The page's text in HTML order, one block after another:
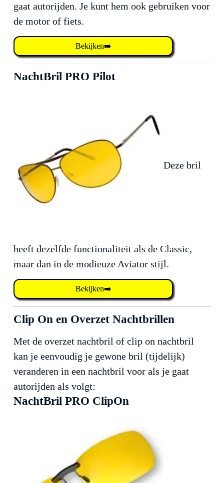
gaat autorijden. Je kunt hem ook gebruiken voor
de motor of fiets.
Bekijken➡️
NachtBril PRO Pilot
Deze bril
heeft dezelfde functionaliteit als de Classic,
maar dan in de modieuze Aviator stijl.
Bekijken➡️
Clip On en Overzet Nachtbrillen
Met de overzet nachtbril of clip on nachtbril
kan je eenvoudig je gewone bril (tijdelijk)
veranderen in een nachtbril voor als je gaat
autorijden als volgt:
NachtBril PRO ClipOn